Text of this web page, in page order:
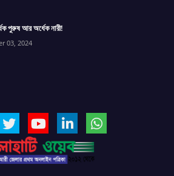
পুরুষ আর অর্ধেক নারী!
03, 2024